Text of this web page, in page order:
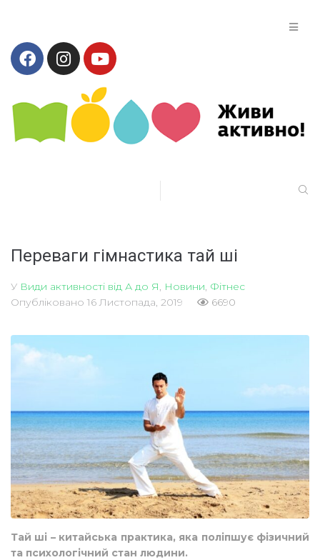
Переваги гімнастика тай ші
У Види активності від А до Я Новини Фітнес
Опубліковано 16 Листопада, 2019 6690
Тай ші – китайська практика, яка поліпшує фізичний
та психологічний стан людини.